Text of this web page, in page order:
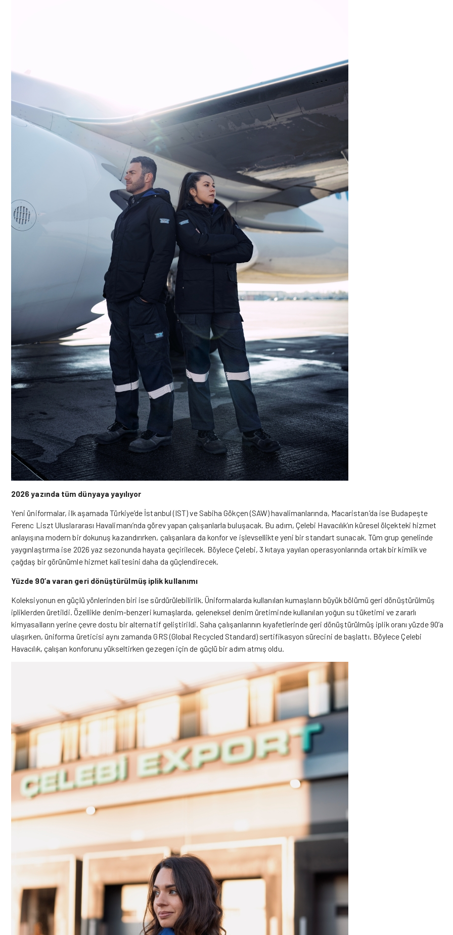
2026 yazında tüm dünyaya yayılıyor
Yeni üniformalar, ilk aşamada Türkiye’de İstanbul (IST) ve Sabiha Gökçen (SAW) havalimanlarında, Macaristan’da ise Budapeşte
Ferenc Liszt Uluslararası Havalimanı’nda görev yapan çalışanlarla buluşacak. Bu adım, Çelebi Havacılık’ın küresel ölçekteki hizmet
anlayışına modern bir dokunuş kazandırırken, çalışanlara da konfor ve işlevsellikte yeni bir standart sunacak. Tüm grup genelinde
yaygınlaştırma ise 2026 yaz sezonunda hayata geçirilecek. Böylece Çelebi, 3 kıtaya yayılan operasyonlarında ortak bir kimlik ve
çağdaş bir görünümle hizmet kalitesini daha da güçlendirecek.
Yüzde 90’a varan geri dönüştürülmüş iplik kullanımı
Koleksiyonun en güçlü yönlerinden biri ise sürdürülebilirlik. Üniformalarda kullanılan kumaşların büyük bölümü geri dönüştürülmüş
ipliklerden üretildi. Özellikle denim-benzeri kumaşlarda, geleneksel denim üretiminde kullanılan yoğun su tüketimi ve zararlı
kimyasalların yerine çevre dostu bir alternatif geliştirildi. Saha çalışanlarının kıyafetlerinde geri dönüştürülmüş iplik oranı yüzde 90’a
ulaşırken, üniforma üreticisi aynı zamanda GRS (Global Recycled Standard) sertifikasyon sürecini de başlattı. Böylece Çelebi
Havacılık, çalışan konforunu yükseltirken gezegen için de güçlü bir adım atmış oldu.